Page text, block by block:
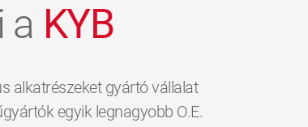
a KYB
alkatrészeket gyártó vállalat
egyik legnagyobb O.E.